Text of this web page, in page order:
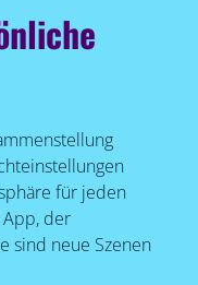
für jeden
der
sind neue Szenen